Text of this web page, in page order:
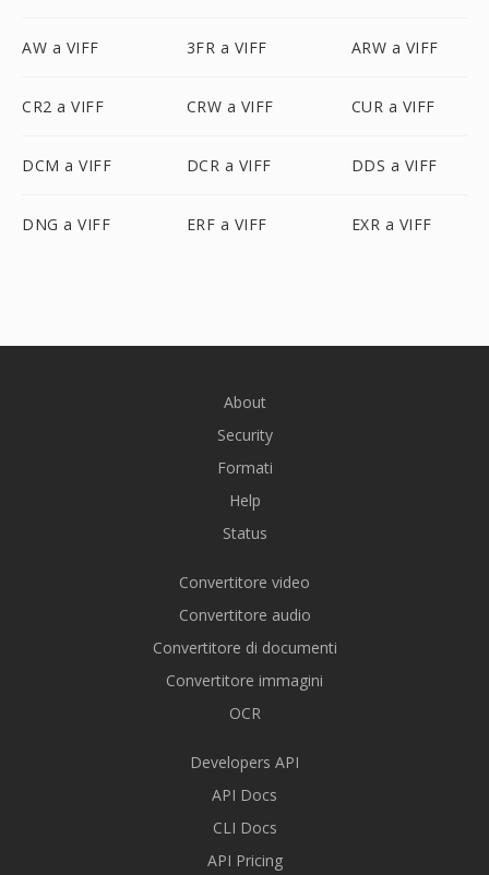
AW a VIFF 3FR a VIFF ARW a VIFF
CR2 a VIFF CRW a VIFF CUR a VIFF
DCM a VIFF DCR a VIFF DDS a VIFF
DNG a VIFF ERF a VIFF EXR a VIFF
About
Security
Formati
Help
Status
Convertitore video
Convertitore audio
Convertitore di documenti
Convertitore immagini
OCR
Developers API
API Docs
CLI Docs
API Pricing